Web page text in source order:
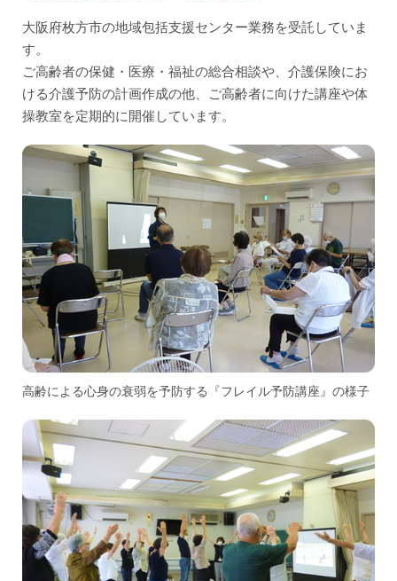
大阪府枚方市の地域包括支援センター業務を受託していま
す。
ご高齢者の保健・医療・福祉の総合相談や、介護保険にお
ける介護予防の計画作成の他、ご高齢者に向けた講座や体
操教室を定期的に開催しています。
高齢による心身の衰弱を予防する『フレイル予防講座』の様子